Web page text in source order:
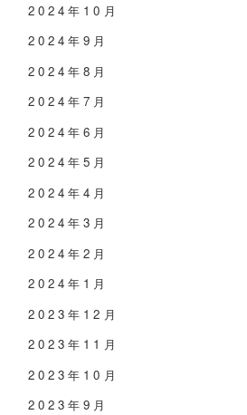
2024年10月
2024年9月
2024年8月
2024年7月
2024年6月
2024年5月
2024年4月
2024年3月
2024年2月
2024年1月
2023年12月
2023年11月
2023年10月
2023年9月